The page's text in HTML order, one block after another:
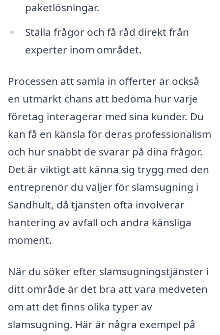
paketlösningar.
Ställa frågor och få råd direkt från
experter inom området.
Processen att samla in offerter är också
en utmärkt chans att bedöma hur varje
företag interagerar med sina kunder. Du
kan få en känsla för deras professionalism
och hur snabbt de svarar på dina frågor.
Det är viktigt att känna sig trygg med den
entreprenör du väljer för slamsugning i
Sandhult, då tjänsten ofta involverar
hantering av avfall och andra känsliga
moment.
När du söker efter slamsugningstjänster i
ditt område är det bra att vara medveten
om att det finns olika typer av
slamsugning. Här är några exempel på